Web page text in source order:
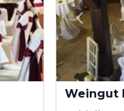
Weingut